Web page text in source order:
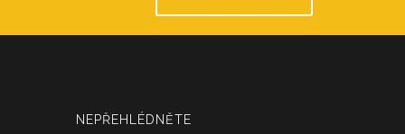
NEPŘEHLÉDNĚTE